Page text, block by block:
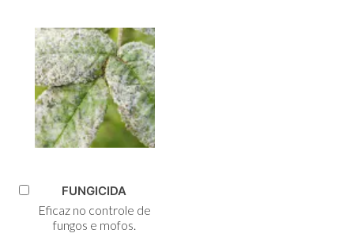
Carrinho
FUNGICIDA
Eficaz no controle de
fungos e mofos.